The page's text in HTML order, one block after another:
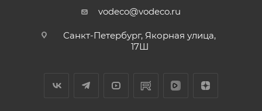
vodeco@vodeco.ru
Санкт-Петербург, Якорная улица,
17Ш